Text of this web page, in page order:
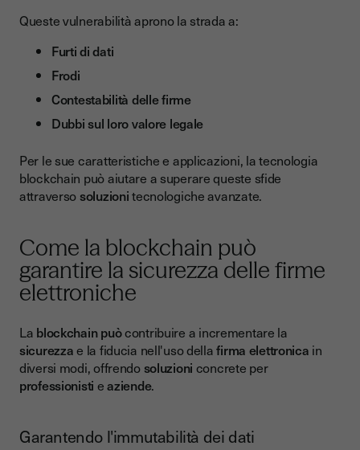
Queste vulnerabilità aprono la strada a:
Furti di dati
Frodi
Contestabilità delle firme
Dubbi sul loro valore legale
Per le sue caratteristiche e applicazioni, la tecnologia
blockchain può aiutare a superare queste sfide
attraversosoluzionitecnologiche avanzate.
Come la blockchain può
garantire la sicurezza delle firme
elettroniche
La blockchain puòcontribuire a incrementare la
sicurezzae la fiducia nell'uso dellafirma elettronica in
diversi modi, offrendosoluzioni concrete per
professionisti eaziende.
Garantendo l'immutabilità dei dati